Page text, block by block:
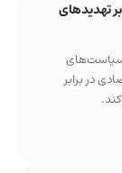
در برابر